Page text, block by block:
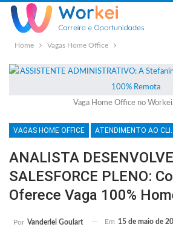
Home Vagas Home Office
Vaga Home Office no
VAGAS HOME OFFICE
ANALISTA
SALESFORCE PLENO:
Oferece Vaga 100%
Por Vanderlei Goulart Em 15 de maio de